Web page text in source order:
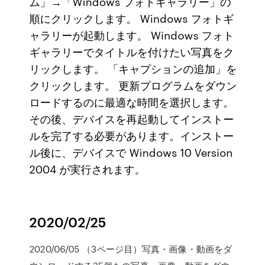
順にクリックします。 Windows フォトギ
ャラリーが起動します。 Windows フォト
ギャラリーでタイトルを付けたい写真をク
リックします。 「キャプションの追加」を
クリックします。 更新プログラムをダウン
ロードするのに最適な時間を選択します。
その後、デバイスを再起動してインストー
ルを完了する必要があります。インストー
ル後に、デバイスで Windows 10 Version
2004 が実行されます。
2020/02/25
2020/06/05 （3ページ目）写真・画像・動画をダ